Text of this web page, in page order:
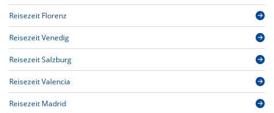
Reisezeit Florenz
Reisezeit Venedig
Reisezeit Salzburg
Reisezeit Valencia
Reisezeit Madrid